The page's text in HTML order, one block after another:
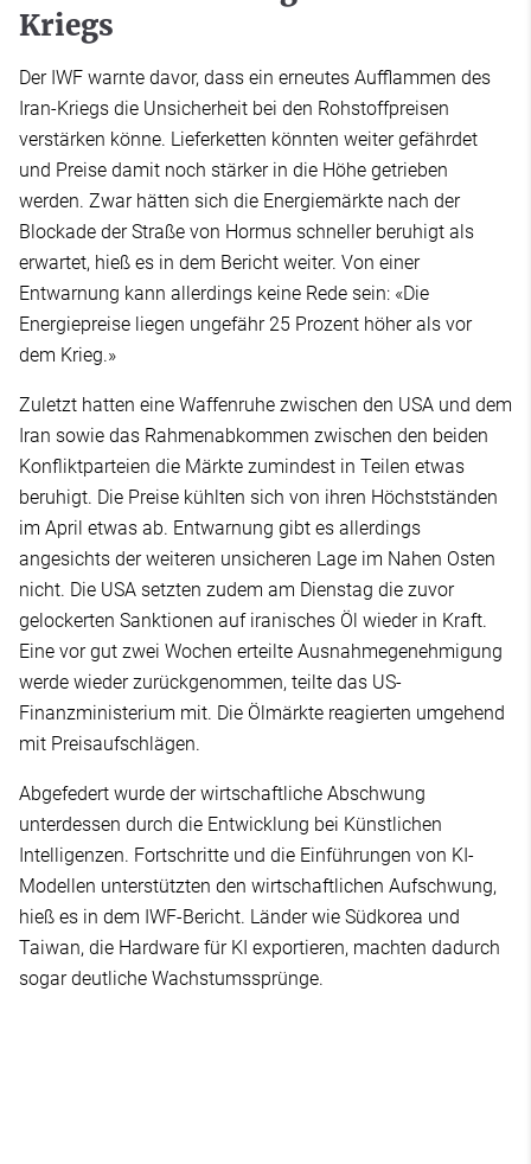
Kriegs
Der IWF warnte davor, dass ein erneutes Aufflammen des
Iran-Kriegs die Unsicherheit bei den Rohstoffpreisen
verstärken könne. Lieferketten könnten weiter gefährdet
und Preise damit noch stärker in die Höhe getrieben
werden. Zwar hätten sich die Energiemärkte nach der
Blockade der Straße von Hormus schneller beruhigt als
erwartet, hieß es in dem Bericht weiter. Von einer
Entwarnung kann allerdings keine Rede sein: «Die
Energiepreise liegen ungefähr 25 Prozent höher als vor
dem Krieg.»
Zuletzt hatten eine Waffenruhe zwischen den USA und dem
Iran sowie das Rahmenabkommen zwischen den beiden
Konfliktparteien die Märkte zumindest in Teilen etwas
beruhigt. Die Preise kühlten sich von ihren Höchstständen
im April etwas ab. Entwarnung gibt es allerdings
angesichts der weiteren unsicheren Lage im Nahen Osten
nicht. Die USA setzten zudem am Dienstag die zuvor
gelockerten Sanktionen auf iranisches Öl wieder in Kraft.
Eine vor gut zwei Wochen erteilte Ausnahmegenehmigung
werde wieder zurückgenommen, teilte das US-
Finanzministerium mit. Die Ölmärkte reagierten umgehend
mit Preisaufschlägen.
Abgefedert wurde der wirtschaftliche Abschwung
unterdessen durch die Entwicklung bei Künstlichen
Intelligenzen. Fortschritte und die Einführungen von KI-
Modellen unterstützten den wirtschaftlichen Aufschwung,
hieß es in dem IWF-Bericht. Länder wie Südkorea und
Taiwan, die Hardware für KI exportieren, machten dadurch
sogar deutliche Wachstumssprünge.